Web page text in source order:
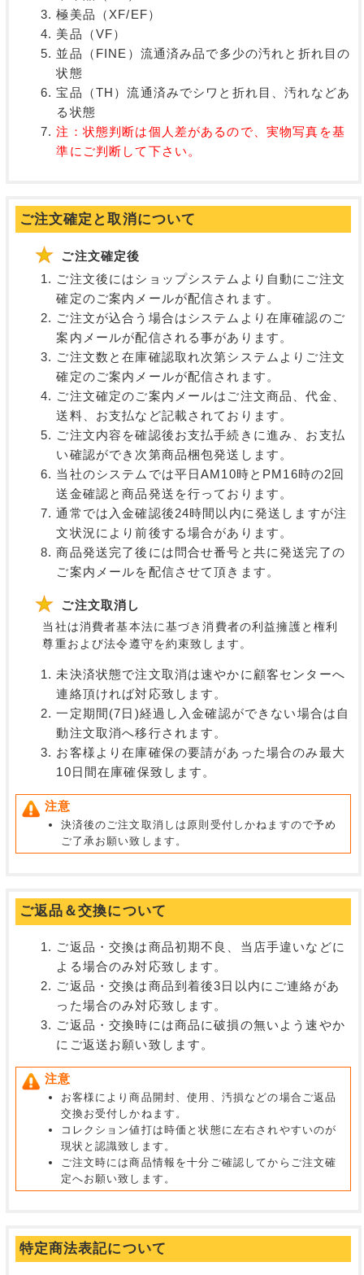
極美品（XF/EF）
美品（VF）
並品（FINE）流通済み品で多少の汚れと折れ目の
状態
宝品（TH）流通済みでシワと折れ目、汚れなどあ
る状態
注：状態判断は個人差があるので、実物写真を基
準にご判断して下さい。
ご注文確定と取消について
ご注文確定後
ご注文後にはショップシステムより自動にご注文
確定のご案内メールが配信されます。
ご注文が込合う場合はシステムより在庫確認のご
案内メールが配信される事があります。
ご注文数と在庫確認取れ次第システムよりご注文
確定のご案内メールが配信されます。
ご注文確定のご案内メールはご注文商品、代金、
送料、お支払など記載されております。
ご注文内容を確認後お支払手続きに進み、お支払
い確認ができ次第商品梱包発送します。
当社のシステムでは平日AM10時とPM16時の2回
送金確認と商品発送を行っております。
通常では入金確認後24時間以内に発送しますが注
文状況により前後する場合があります。
商品発送完了後には問合せ番号と共に発送完了の
ご案内メールを配信させて頂きます。
ご注文取消し
当社は消費者基本法に基づき消費者の利益擁護と権利
尊重および法令遵守を約束致します。
未決済状態で注文取消は速やかに顧客センターへ
連絡頂ければ対応致します。
一定期間(7日)経過し入金確認ができない場合は自
動注文取消へ移行されます。
お客様より在庫確保の要請があった場合のみ最大
10日間在庫確保致します。
注意
決済後のご注文取消しは原則受付しかねますので予め
ご了承お願い致します。
ご返品＆交換について
ご返品・交換は商品初期不良、当店手違いなどに
よる場合のみ対応致します。
ご返品・交換は商品到着後3日以内にご連絡があ
った場合のみ対応致します。
ご返品・交換時には商品に破損の無いよう速やか
にご返送お願い致します。
注意
お客様により商品開封、使用、汚損などの場合ご返品
交換お受付しかねます。
コレクション値打は時価と状態に左右されやすいのが
現状と認識致します。
ご注文時には商品情報を十分ご確認してからご注文確
定へお願い致します。
特定商法表記について